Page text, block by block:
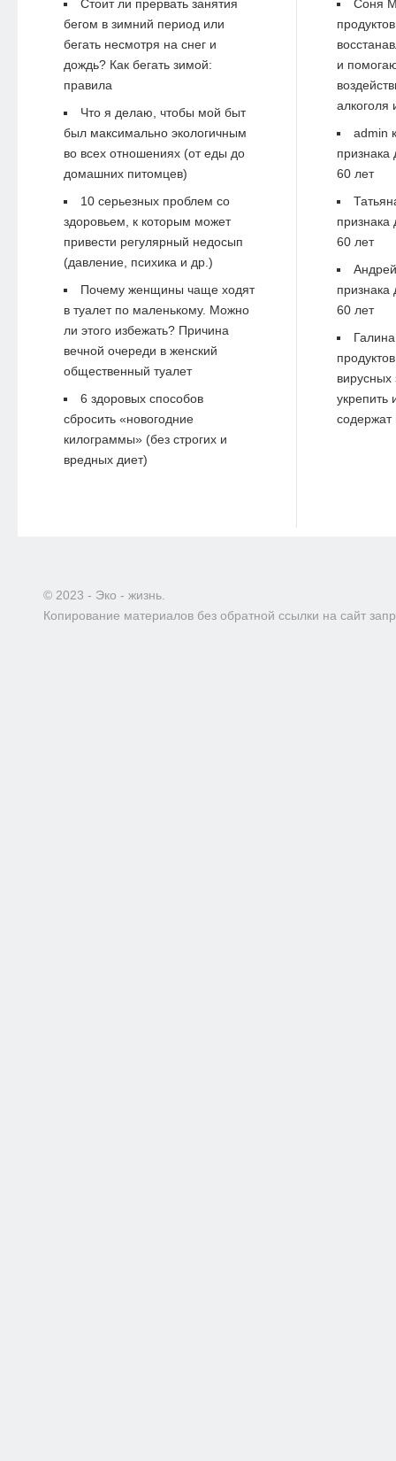
Стоит ли прервать занятия
бегом в зимний период или
бегать несмотря на снег и
дождь? Как бегать зимой:
правила
Что я делаю, чтобы мой быт
был максимально экологичным
во всех отношениях (от еды до
домашних питомцев)
10 серьезных проблем со
здоровьем, к которым может
привести регулярный недосып
(давление, психика и др.)
Почему женщины чаще ходят
в туалет по маленькому. Можно
ли этого избежать? Причина
вечной очереди в женский
общественный туалет
6 здоровых способов
сбросить «новогодние
килограммы» (без строгих и
вредных диет)
Соня
и
алкоголя
admin
60 лет
60 лет
Андрей
60 лет
Галина
вирусных
укрепить
содержат
© 2023 - Эко - жизнь.
Копирование материалов без обратной ссылки на сайт